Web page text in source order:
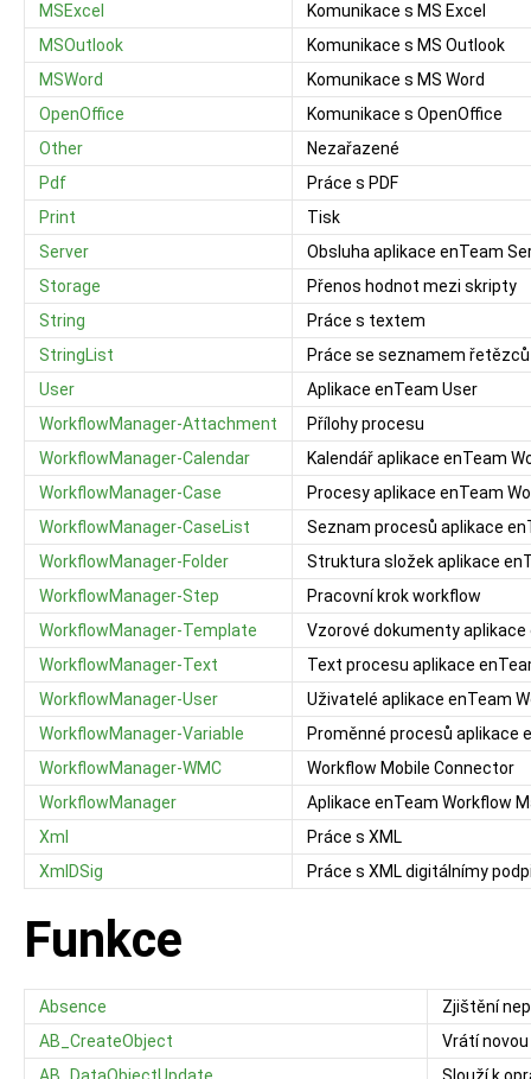
MSExcel
Komunikace s MS Excel
MSOutlook
Komunikace s MS Outlook
MSWord
Komunikace s MS Word
OpenOffice
Komunikace s OpenOffice
Other
Nezařazené
Pdf
Práce s PDF
Print
Tisk
Server
Obsluha aplikace enTeam
Storage
Přenos hodnot mezi skripty
String
Práce s textem
StringList
Práce se seznamem řetězců
User
Aplikace enTeam User
WorkflowManager-Attachment
Přílohy procesu
WorkflowManager-Calendar
Kalendář aplikace enTeam
WorkflowManager-Case
Procesy aplikace enTeam
WorkflowManager-CaseList
Seznam procesů aplikace
WorkflowManager-Folder
Struktura složek aplikace
WorkflowManager-Step
Pracovní krok workflow
WorkflowManager-Template
Vzorové dokumenty
WorkflowManager-Text
Text procesu aplikace
WorkflowManager-User
Uživatelé aplikace enTeam
WorkflowManager-Variable
Proměnné procesů aplikace
WorkflowManager-WMC
Workflow Mobile Connector
WorkflowManager
Aplikace enTeam Workflow
Xml
Práce s XML
XmlDSig
Práce s XML digitálnímy
Funkce
Absence
Zjištění
AB_CreateObject
Vrátí